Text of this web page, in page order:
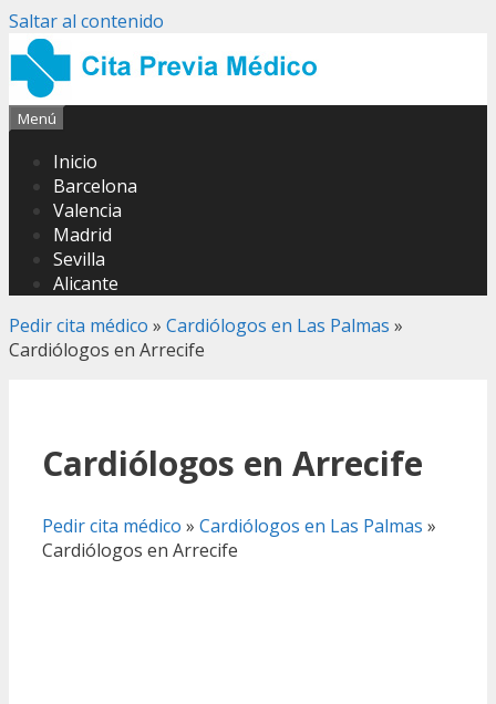
Saltar al contenido
Menú
Inicio
Barcelona
Valencia
Madrid
Sevilla
Alicante
Pedir cita médico » Cardiólogos en Las Palmas »
Cardiólogos en Arrecife
Cardiólogos en Arrecife
Pedir cita médico » Cardiólogos en Las Palmas »
Cardiólogos en Arrecife